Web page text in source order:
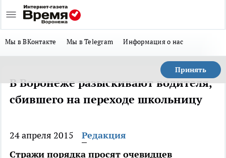
Мы в ВКонтакте Мы в Telegram Информация о нас
Принять
В Воронеже разыскивают водителя,
сбившего на переходе школьницу
24 апреля 2015
Редакция
Стражи порядка просят очевидцев